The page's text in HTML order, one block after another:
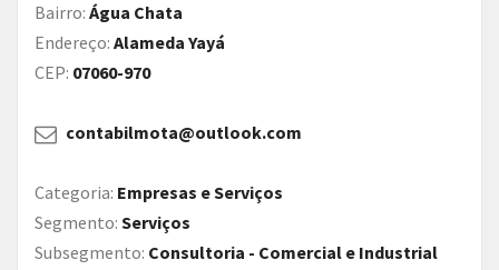
Bairro: Água Chata
Endereço: Alameda Yayá
CEP: 07060-970
contabilmota@outlook.com
Categoria: Empresas e Serviços
Segmento: Serviços
Subsegmento: Consultoria - Comercial e Industrial